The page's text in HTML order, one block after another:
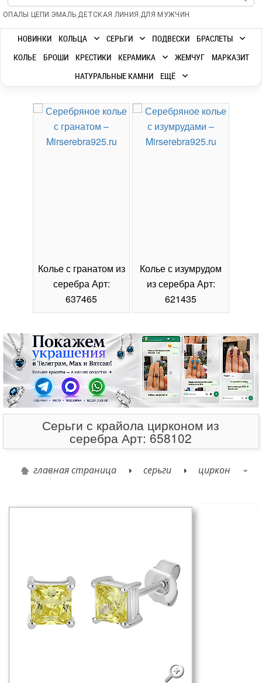
ОПАЛЫ | ЦЕПИ |ЭМАЛЬ|ДЕТСКАЯ ЛИНИЯ |ДЛЯ МУЖЧИН
НОВИНКИ КОЛЬЦА СЕРЬГИ ПОДВЕСКИ
БРАСЛЕТЫ
КОЛЬЕ
БРОШИ КРЕСТИКИ КЕРАМИКА ЖЕМЧУГ
МАРКАЗИТ
НАТУРАЛЬНЫЕ КАМНИ
ЕЩЁ
Колье с гранатом из
серебра Арт:
637465
Колье с изумрудом
из серебра Арт:
621435
Серьги с крайола цирконом из
серебра Арт: 658102
главная страница серьги циркон